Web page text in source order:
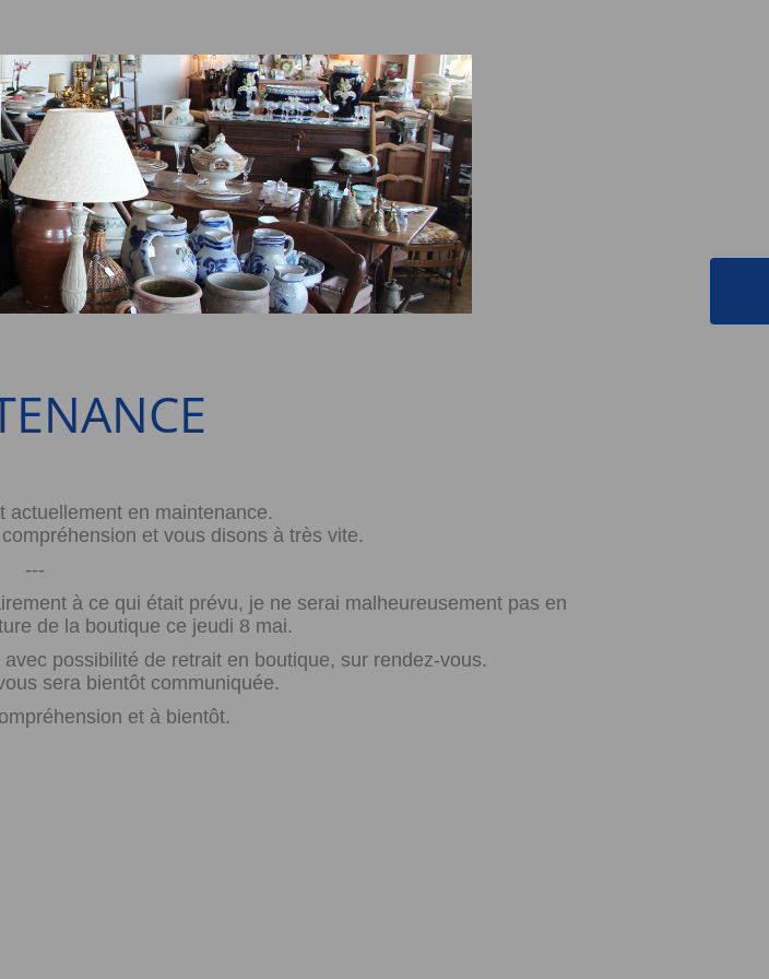
actuellement en maintenance.
et vous disons à très vite.
---
à ce qui était prévu, je ne serai malheureusement pas en
de la boutique ce jeudi 8 mai.
possibilité de retrait en boutique, sur rendez-vous.
sera bientôt communiquée.
et à bientôt.